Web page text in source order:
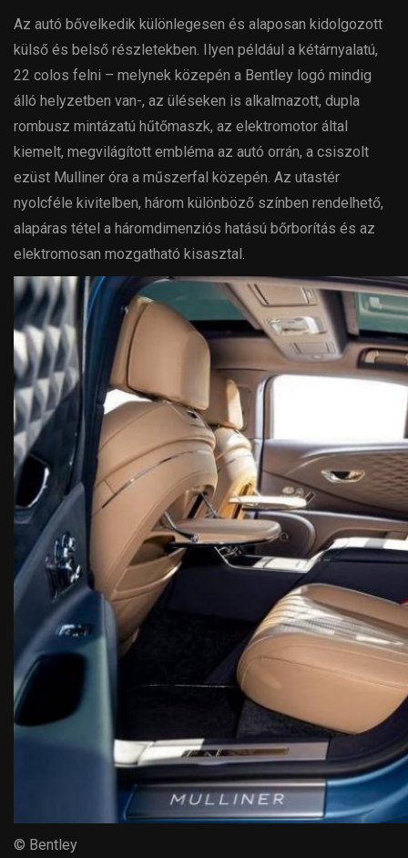
Az autó bővelkedik különlegesen és alaposan kidolgozott
külső és belső részletekben. Ilyen például a kétárnyalatú,
22 colos felni – melynek közepén a Bentley logó mindig
álló helyzetben van-, az üléseken is alkalmazott, dupla
rombusz mintázatú hűtőmaszk, az elektromotor által
kiemelt, megvilágított embléma az autó orrán, a csiszolt
ezüst Mulliner óra a műszerfal közepén. Az utastér
nyolcféle kivitelben, három különböző színben rendelhető,
alapáras tétel a háromdimenziós hatású bőrborítás és az
elektromosan mozgatható kisasztal.
© Bentley